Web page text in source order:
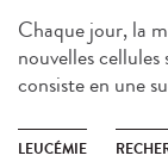
Chaque jour, la
nouvelles cellules
consiste en une
LEUCÉMIE